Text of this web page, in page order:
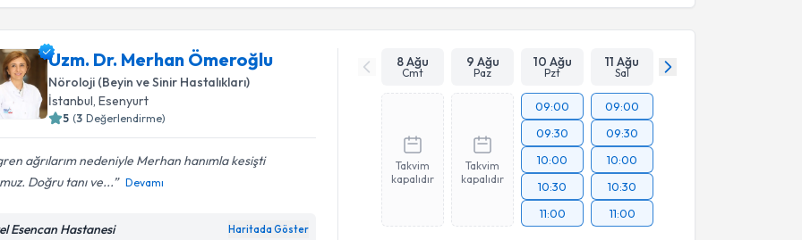
Takvim Talebini Gönder
Uzm. Dr. Merhan Ömeroğlu
Nöroloji (Beyin ve Sinir Hastalıkları)
İstanbul , Esenyurt
5 (3 Değerlendirme)
ağrılarım nedeniyle Merhan hanımla kesişti
Doğru tanı ve...
Devamı
Esencan Hastanesi Haritada Göster
8 Ağu
Cmt
9 Ağu
Paz
10 Ağu
Pzt
11 Ağu
Sal
Takvim
kapalıdır
Takvim
kapalıdır
09:00
09:30
10:00
10:30
11:00
09:00
09:30
10:00
10:30
11:00